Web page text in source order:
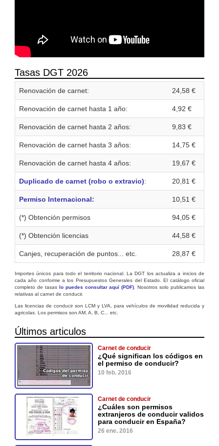
Tasas DGT 2026
Renovación de carnet: 24,58 €
Renovación de carnet hasta 1 año: 4,92 €
Renovación de carnet hasta 2 años: 9,83 €
Renovación de carnet hasta 3 años: 14,75 €
Renovación de carnet hasta 4 años: 19,67 €
Duplicado de carnet (robo o extravio): 20,81 €
Permiso Internacional: 10,51 €
(*) Obtención permisos 94,05 €
(*) Obtención licencias 44,58 €
Canjes, recuperación de puntos... etc. 28,87 €
Importes únicos para todo el territorio nacional. La DGT los actualiza a inicios de
cada año conforme a los Presupuestos Generales del Estado. El catálogo oficial
completo de tasas lo puedes consultar aquí (PDF) . Nosotros solo publicamos las
relativas al carnet de conducir.
Las licencias de conducir son LCM y LVA, para vehículos de movilidad reducida y
agricolas. Los permisos son AM, A, B, C... etc.
Últimos articulos
Carnet de conducir
¿Qué significan los códigos en
el permiso de conducir?
10 feb. 2016
Carnet de conducir
¿Cuáles son permisos
extranjeros de conducir validos
para conducir en España?
26 ene. 2016